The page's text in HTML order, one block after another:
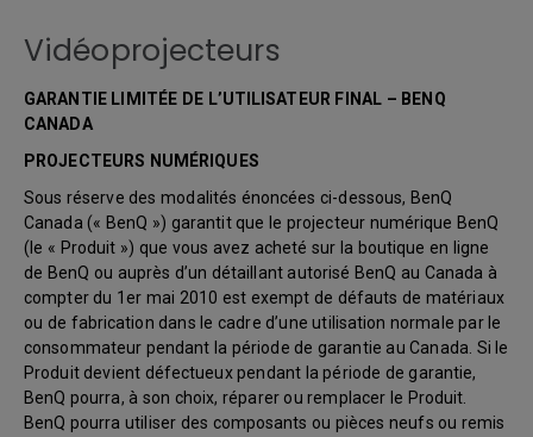
Vidéoprojecteurs
GARANTIE LIMITÉE DE L’UTILISATEUR FINAL – BENQ
CANADA
PROJECTEURS NUMÉRIQUES
Sous réserve des modalités énoncées ci-dessous, BenQ
Canada (« BenQ ») garantit que le projecteur numérique BenQ
(le « Produit ») que vous avez acheté sur la boutique en ligne
de BenQ ou auprès d’un détaillant autorisé BenQ au Canada à
compter du 1er mai 2010 est exempt de défauts de matériaux
ou de fabrication dans le cadre d’une utilisation normale par le
consommateur pendant la période de garantie au Canada. Si le
Produit devient défectueux pendant la période de garantie,
BenQ pourra, à son choix, réparer ou remplacer le Produit.
BenQ pourra utiliser des composants ou pièces neufs ou remis